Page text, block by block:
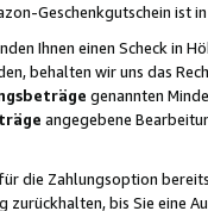
Geschenkgutschein ist
Ihnen einen Scheck in
behalten wir uns das
genannten
angegebene
die Zahlungsoption
zurückhalten, bis Sie